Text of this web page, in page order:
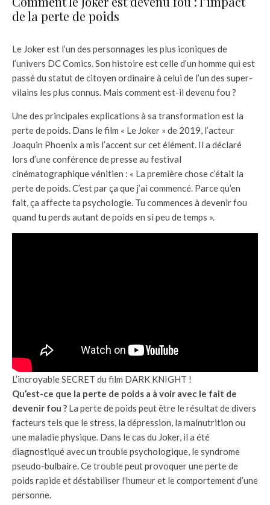
de la perte de poids
Le Joker est l’un des personnages les plus iconiques de
l’univers DC Comics. Son histoire est celle d’un homme qui est
passé du statut de citoyen ordinaire à celui de l’un des super-
vilains les plus connus. Mais comment est-il devenu fou ?
Une des principales explications à sa transformation est la
perte de poids. Dans le film « Le Joker » de 2019, l’acteur
Joaquin Phoenix a mis l’accent sur cet élément. Il a déclaré
lors d’une conférence de presse au festival
cinématographique vénitien : « La première chose c’était la
perte de poids. C’est par ça que j’ai commencé. Parce qu’en
fait, ça affecte ta psychologie. Tu commences à devenir fou
quand tu perds autant de poids en si peu de temps ».
L’incroyable SECRET du film DARK KNIGHT !
Qu’est-ce que la perte de poids a à voir avec le fait de
devenir fou ? La perte de poids peut être le résultat de divers
facteurs tels que le stress, la dépression, la malnutrition ou
une maladie physique. Dans le cas du Joker, il a été
diagnostiqué avec un trouble psychologique, le syndrome
pseudo-bulbaire. Ce trouble peut provoquer une perte de
poids rapide et déstabiliser l’humeur et le comportement d’une
personne.